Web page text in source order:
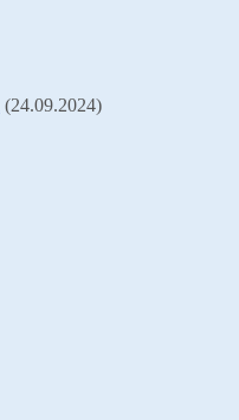
(24.09.2024)